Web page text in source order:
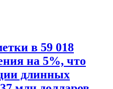
в 59 018
на 5%, что
длинных